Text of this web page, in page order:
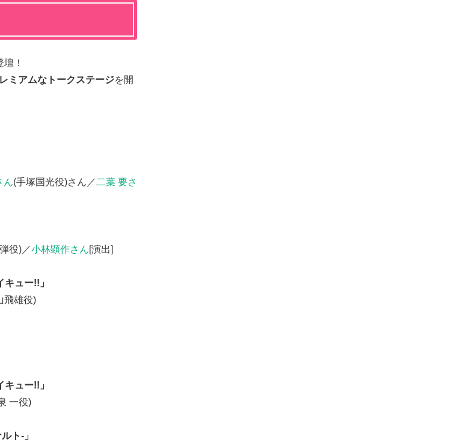
！
ミアムなトークステージを開
ん(手塚国光役)さん／ 二葉 要さ
役)／小林顕作さん[演出]
ュー!!」
飛雄役)
ュー!!」
一役)
ト-」